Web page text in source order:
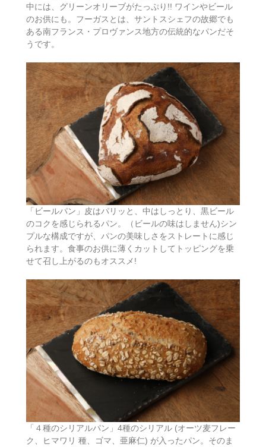
中には、グリーンオリーブがたっぷり!! ワインやビール
のお供にも。フーガスとは、サントスシェフの故郷でも
ある南フランス・プロヴァンス地方の伝統的なパンだそ
うです。
「ビールパン」皮はパリッと、中はしっとり、黒ビール
のコクを感じられるパン。（ビールの味はしません)シン
プルな構成ですが、パンの美味しさをストレートに感じ
られます。食事のお供に薄くカットしてトッピングを乗
せて召し上がるのもオススメ!
「４種のシリアルパン」4種のシリアル (オーツ麦フレー
ク、ヒマワリ 種、ゴマ、亜麻仁) が入ったパン。そのま